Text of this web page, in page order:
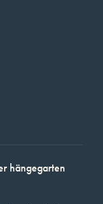
hängegarten